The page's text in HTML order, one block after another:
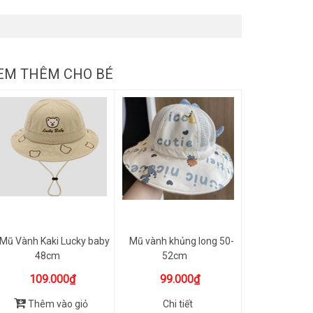
THÊM CHO BÉ
Vành Kaki Lucky baby
48cm
109.000₫
Thêm vào giỏ
Mũ vành khủng long 50-
52cm
99.000₫
Chi tiết